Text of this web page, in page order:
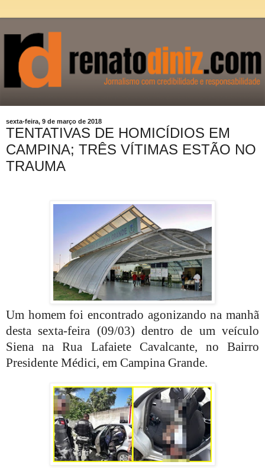
sexta-feira, 9 de março de 2018
TENTATIVAS DE HOMICÍDIOS EM
CAMPINA; TRÊS VÍTIMAS ESTÃO NO
TRAUMA
Um homem foi encontrado agonizando na manhã
desta sexta-feira (09/03) dentro de um veículo
Siena na Rua Lafaiete Cavalcante, no Bairro
Presidente Médici, em Campina Grande.